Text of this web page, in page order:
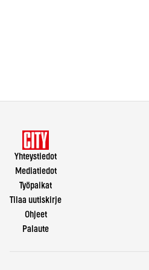
Yhteystiedot
Mediatiedot
Työpaikat
Tilaa uutiskirje
Ohjeet
Palaute